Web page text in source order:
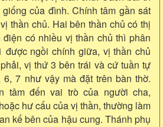
của đình. Chính tâm gần sát
thần chủ. Hai bên thần chủ có thị
có nhiều vị thần chủ thì phân
được ngồi chính giữa, vị thần chủ
vị thứ 3 bên trái và cứ tuần tự
7 như vậy mà đặt trên bàn thờ.
tâm đến vai trò của người cha,
hư cấu của vị thần, thường làm
kế bên của hậu cung. Thánh phụ